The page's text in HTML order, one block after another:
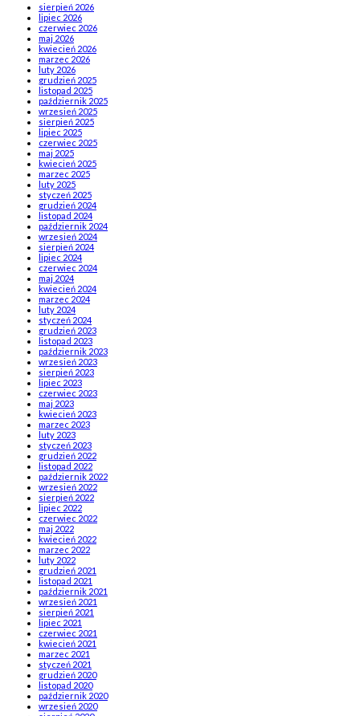
sierpień 2026
lipiec 2026
czerwiec 2026
maj 2026
kwiecień 2026
marzec 2026
luty 2026
grudzień 2025
listopad 2025
październik 2025
wrzesień 2025
sierpień 2025
lipiec 2025
czerwiec 2025
maj 2025
kwiecień 2025
marzec 2025
luty 2025
styczeń 2025
grudzień 2024
listopad 2024
październik 2024
wrzesień 2024
sierpień 2024
lipiec 2024
czerwiec 2024
maj 2024
kwiecień 2024
marzec 2024
luty 2024
styczeń 2024
grudzień 2023
listopad 2023
październik 2023
wrzesień 2023
sierpień 2023
lipiec 2023
czerwiec 2023
maj 2023
kwiecień 2023
marzec 2023
luty 2023
styczeń 2023
grudzień 2022
listopad 2022
październik 2022
wrzesień 2022
sierpień 2022
lipiec 2022
czerwiec 2022
maj 2022
kwiecień 2022
marzec 2022
luty 2022
grudzień 2021
listopad 2021
październik 2021
wrzesień 2021
sierpień 2021
lipiec 2021
czerwiec 2021
kwiecień 2021
marzec 2021
styczeń 2021
grudzień 2020
listopad 2020
październik 2020
wrzesień 2020